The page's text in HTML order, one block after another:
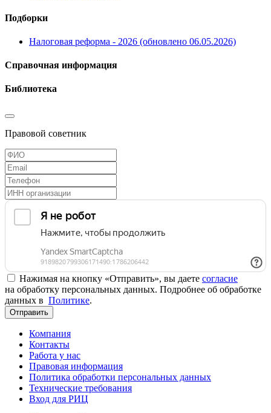
Подборки
Налоговая реформа - 2026 (обновлено 06.05.2026)
Справочная информация
Библиотека
Правовой советник
Нажимая на кнопку «Отправить», вы даете согласие
на обработку персональных данных. Подробнее об обработке
данных в Политике.
Отправить
Компания
Контакты
Работа у нас
Правовая информация
Политика обработки персональных данных
Технические требования
Вход для РИЦ